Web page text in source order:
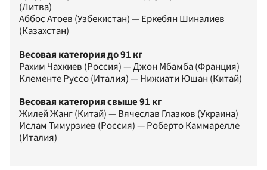
(Литва)
Аббос Атоев (Узбекистан) — Еркебян Шиналиев
(Казахстан)
Весовая категория до 91 кг
Рахим Чахкиев (Россия) — Джон Мбамба (Франция)
Клементе Руссо (Италия) — Нижиати Юшан (Китай)
Весовая категория свыше 91 кг
Жилей Жанг (Китай) — Вячеслав Глазков (Украина)
Ислам Тимурзиев (Россия) — Роберто Каммарелле
(Италия)